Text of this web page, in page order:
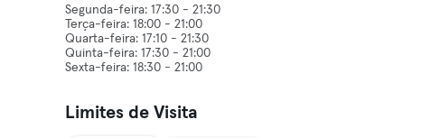
Segunda-feira: 17:30 - 21:30
Terça-feira: 18:00 - 21:00
Quarta-feira: 17:10 - 21:30
Quinta-feira: 17:30 - 21:00
Limites de Visita